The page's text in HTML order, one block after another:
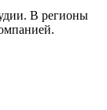
В регионы